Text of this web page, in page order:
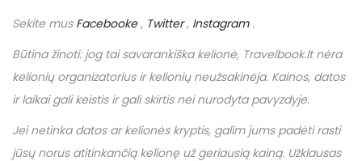
Sekite mus Facebooke, Twitter, Instagram.
Būtina žinoti: jog tai savarankiška kelionė, Travelbook.ltnėra
kelionių organizatorius ir kelionių neužsakinėja. Kainos, datos
ir laikai gali keistis ir gali skirtis nei nurodyta pavyzdyje.
Jei netinka datos ar kelionės kryptis, galim jums padėti rasti
jūsų norus atitinkančią kelionę už geriausią kainą. Užklausas